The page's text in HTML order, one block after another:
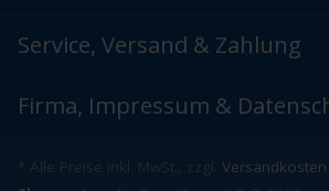
Service, Versand & Zahlung
Firma, Impressum &
* Alle Preise inkl. MwSt., zzgl. Versandkosten